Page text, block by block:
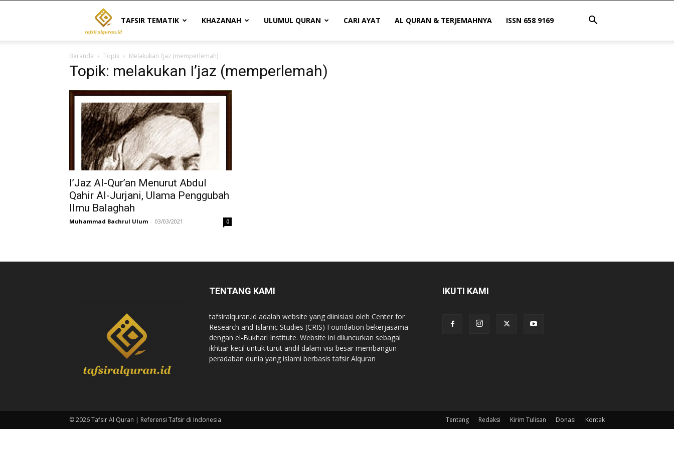
Tafsir
Al
Quran
|
Referensi
Tafsir
di
TAFSIR TEMATIK KHAZANAH ULUMUL QURAN CARI AYAT AL QURAN & TERJEMAHNYA ISSN 658 9169
Beranda Topik Melakukan I’jaz (memperlemah)
Topik: melakukan I’jaz (memperlemah)
I’Jaz Al-Qur’an Menurut Abdul
Qahir Al-Jurjani, Ulama Penggubah
Ilmu Balaghah
Muhammad Bachrul Ulum - 03/03/2021 0
TENTANG KAMI
tafsiralquran.id adalah website yang diinisiasi oleh Center for
Research and Islamic Studies (CRIS) Foundation bekerjasama
dengan el-Bukhari Institute. Website ini diluncurkan sebagai
ikhtiar kecil untuk turut andil dalam visi besar membangun
peradaban dunia yang islami berbasis tafsir Alquran
IKUTI KAMI
Tentang Redaksi Kirim Tulisan Donasi Kontak
© 2026 Tafsir Al Quran | Referensi Tafsir di Indonesia